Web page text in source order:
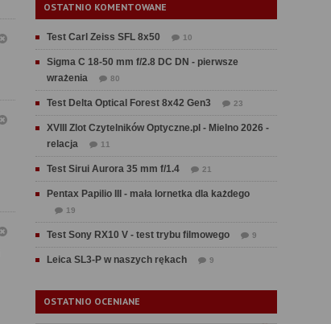
OSTATNIO KOMENTOWANE
Test Carl Zeiss SFL 8x50 10
Sigma C 18-50 mm f/2.8 DC DN - pierwsze
wrażenia
80
Test Delta Optical Forest 8x42 Gen3 23
XVIII Zlot Czytelników Optyczne.pl - Mielno 2026 -
relacja
11
Test Sirui Aurora 35 mm f/1.4 21
Pentax Papilio III - mała lornetka dla każdego
19
Test Sony RX10 V - test trybu filmowego 9
Leica SL3-P w naszych rękach 9
OSTATNIO OCENIANE